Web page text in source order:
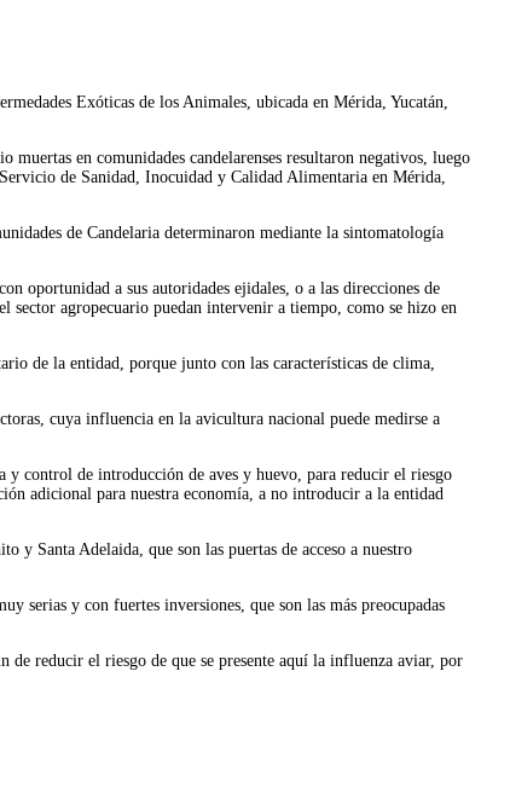
Exóticas de los Animales, ubicada en Mérida, Yucatán,
en comunidades candelarenses resultaron negativos, luego
de Sanidad, Inocuidad y Calidad Alimentaria en Mérida,
de Candelaria determinaron mediante la sintomatología
oportunidad a sus autoridades ejidales, o a las direcciones de
sector agropecuario puedan intervenir a tiempo, como se hizo en
de la entidad, porque junto con las características de clima,
cuya influencia en la avicultura nacional puede medirse a
y control de introducción de aves y huevo, para reducir el riesgo
adicional para nuestra economía, a no introducir a la entidad
y Santa Adelaida, que son las puertas de acceso a nuestro
serias y con fuertes inversiones, que son las más preocupadas
reducir el riesgo de que se presente aquí la influenza aviar, por